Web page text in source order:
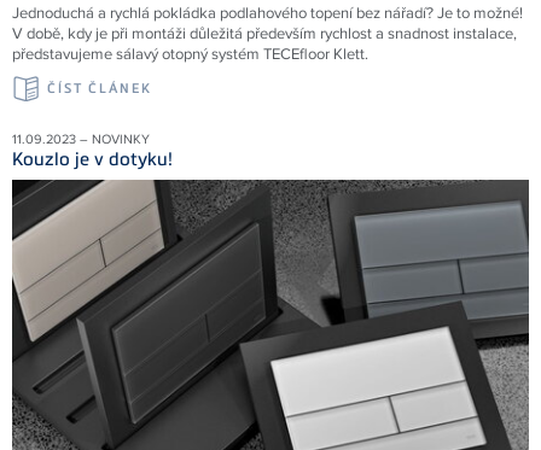
Jednoduchá a rychlá pokládka podlahového topení bez nářadí? Je to možné!
V době, kdy je při montáži důležitá především rychlost a snadnost instalace,
představujeme sálavý otopný systém TECEfloor Klett.
ČÍST ČLÁNEK
11.09.2023 – NOVINKY
Kouzlo je v dotyku!